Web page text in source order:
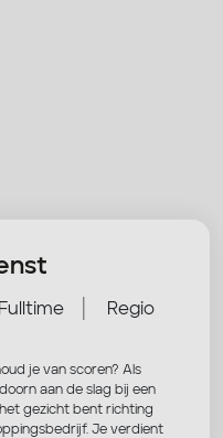
Fulltime
Regio
je van scoren? Als
aan de slag bij een
gezicht bent richting
Je verdient